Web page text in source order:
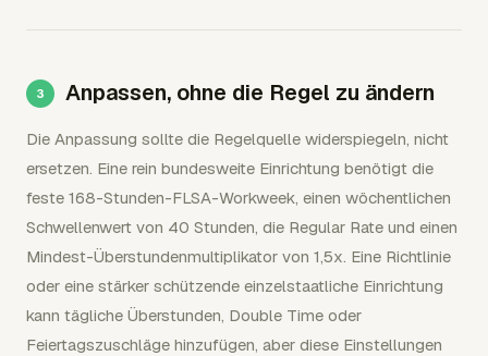
Anpassen, ohne die Regel zu ändern
Die Anpassung sollte die Regelquelle widerspiegeln, nicht
ersetzen. Eine rein bundesweite Einrichtung benötigt die
feste 168-Stunden-FLSA-Workweek, einen wöchentlichen
Schwellenwert von 40 Stunden, die Regular Rate und einen
Mindest-Überstundenmultiplikator von 1,5x. Eine Richtlinie
oder eine stärker schützende einzelstaatliche Einrichtung
kann tägliche Überstunden, Double Time oder
Feiertagszuschläge hinzufügen, aber diese Einstellungen